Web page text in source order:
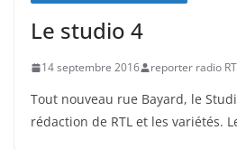
Le studio 4
14 septembre 2016 reporter radio
Tout nouveau rue Bayard, le
rédaction de RTL et les variétés.